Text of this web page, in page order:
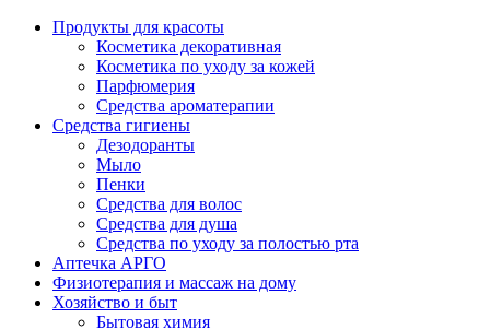
Продукты для красоты
Косметика декоративная
Косметика по уходу за кожей
Парфюмерия
Средства ароматерапии
Средства гигиены
Дезодоранты
Мыло
Пенки
Средства для волос
Средства для душа
Средства по уходу за полостью рта
Аптечка АРГО
Физиотерапия и массаж на дому
Хозяйство и быт
Бытовая химия